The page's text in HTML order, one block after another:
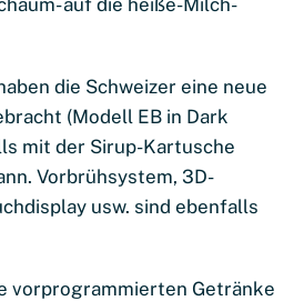
die Schweizer eine neue
(Modell EB in Dark
mit der Sirup-Kartusche
Vorbrühsystem, 3D-
usw. sind ebenfalls
vorprogrammierten Getränke